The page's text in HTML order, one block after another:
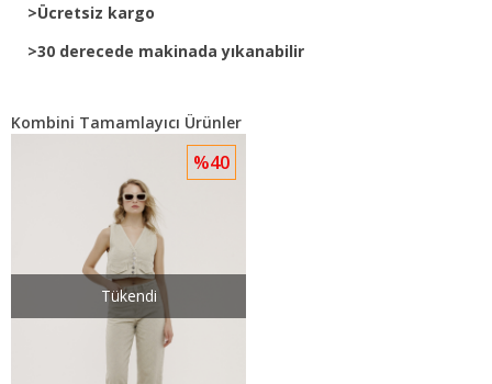
>Ücretsiz kargo
>30 derecede makinada yıkanabilir
Kombini Tamamlayıcı Ürünler
Tükendi
%40